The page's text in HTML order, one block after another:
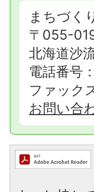
まちづく
〒055-
北海道沙
電話番号：
ファック
お問い合